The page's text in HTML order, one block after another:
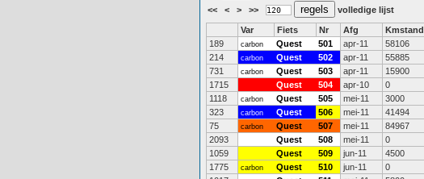
<< < > >> volledige lijst
Var Fiets Nr Afg Kmstand
189
carbon Quest 501 apr-11 58106
214
carbon Quest 502 apr-11 55885
731
carbon Quest 503 apr-11 15900
1715
Quest 504 apr-10 0
1118
carbon Quest 505 mei-11 3000
323
carbon Quest 506 mei-11 41494
75
carbon Quest 507 mei-11 84967
2093
Quest 508 mei-11 0
1059
Quest 509 jun-11 4500
1775
carbon Quest 510 jun-11 0